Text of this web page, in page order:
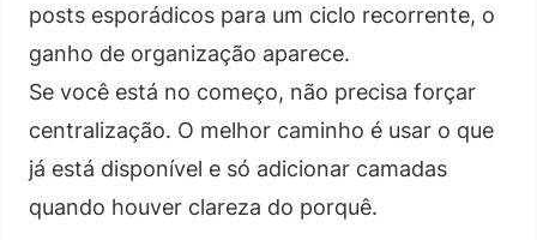
posts esporádicos para um ciclo recorrente, o
ganho de organização aparece.
Se você está no começo, não precisa forçar
centralização. O melhor caminho é usar o que
já está disponível e só adicionar camadas
quando houver clareza do porquê.